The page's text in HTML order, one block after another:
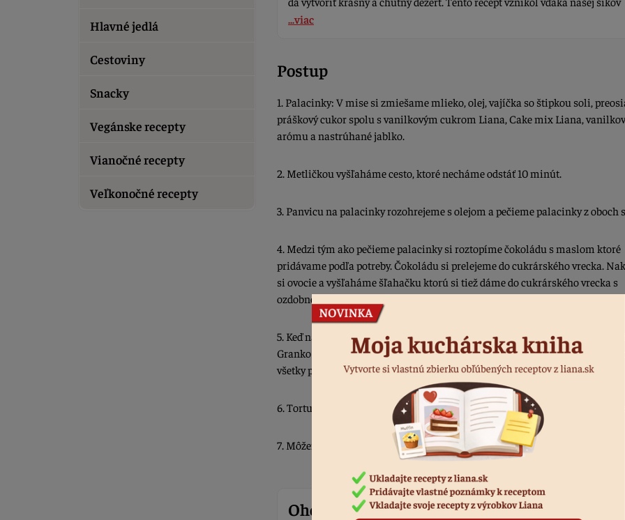
Hlavné jedlá
Cestoviny
Snacky
Vegánske recepty
Vianočné recepty
Veľkonočné recepty
...viac
Postup
1. Palacinky: V mise si zmiešame mlieko, olej, vajíčka so štipkou soli,
práškový cukor spolu s vanilkovým cukrom Liana, Cake mix Liana,
arómu a nastrúhané jablko.
2. Metličkou vyšľaháme cesto, ktoré necháme odstáť 10 minút.
3. Panvicu na palacinky rozohrejeme s olejom a pečieme palacinky z oboch
4. Medzi tým ako pečieme palacinky si roztopíme čokoládu s maslom ktoré
pridávame podľa potreby. Čokoládu si prelejeme do cukrárského vrecka.
si ovocie a vyšľaháme šľahačku ktorú si tiež dáme do cukrárského vrecka s
ozdobnou špičkou.
5. Keď nám palacinky trochu vychladnú začneme ich vrstviť: Palacinka +
Granko + ovocie + šľahačka + čokoláda. Takto postupujeme až kým
všetky palacinky alebo kým torta nedosiahne požadovanú výšku.
6. Tortu nakoniec ozdobíme šľahačkou, čokoládou, ovocím, čokoládovým
7. Môžeme ihneď podávať.
Ohodnotiť recept